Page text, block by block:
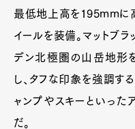
最低地上高を195mmに
イールを装備。マットブラ
デン北極圏の山岳地形
し、タフな印象を強調す
ャンプやスキーといった
だ。